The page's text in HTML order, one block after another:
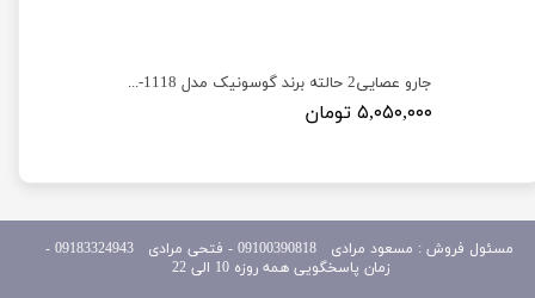
جارو عصایی2 حالته برند گوسونیک مدل Gosonic GSV-1118
۵,۰۵۰,۰۰۰ تومان
مسئول
فروش : مسعود مرادی 09100390818​​​​​​​ ​​​​​​​- فتحی مرادی 09183324943 -
زمان پاسخگویی همه روزه 10 الی 22